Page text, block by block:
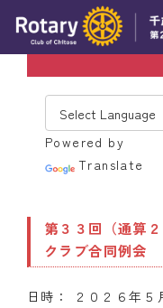
トピックス
例会報告
スケジュール
Powered by
Translate
第３３回（通算
クラブ合同例会
日時： ２０２６年５